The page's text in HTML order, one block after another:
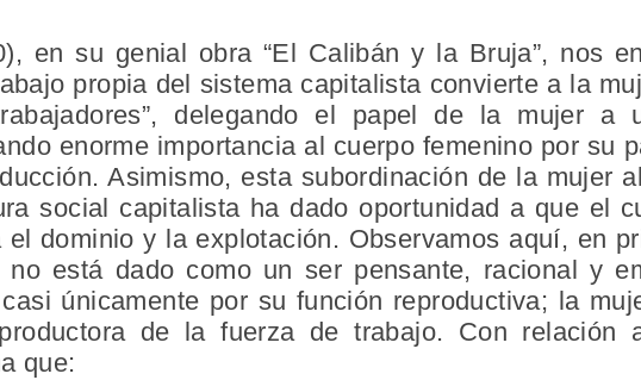
en su genial obra “El Calibán y la Bruja”, nos
propia del sistema capitalista convierte a la
delegando el papel de la mujer a
enorme importancia al cuerpo femenino por su
Asimismo, esta subordinación de la mujer
social capitalista ha dado oportunidad a que el
el dominio y la explotación. Observamos aquí, en
está dado como un ser pensante, racional y
únicamente por su función reproductiva; la
de la fuerza de trabajo. Con relación
que: